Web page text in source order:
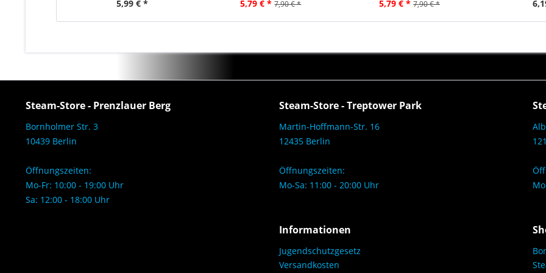
5,99 € * 5,79 € * 7,90 € * 5,79 € * 7,90 € *
Steam-Store - Prenzlauer Berg
Bornholmer Str. 3
10439 Berlin
Öffnungszeiten:
Mo-Fr: 10:00 - 19:00 Uhr
Sa: 12:00 - 18:00 Uhr
Steam-Store - Treptower Park
Martin-Hoffmann-Str. 16
12435 Berlin
Öffnungszeiten:
Mo-Sa: 11:00 - 20:00 Uhr
Informationen
Jugendschutzgesetz
Versandkosten